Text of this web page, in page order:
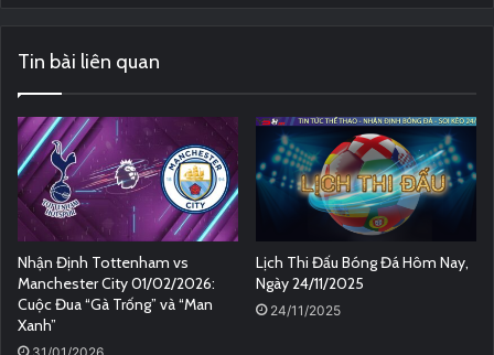
Tin bài liên quan
Nhận Định Tottenham vs
Manchester City 01/02/2026:
Cuộc Đua “Gà Trống” và “Man
Xanh”
Lịch Thi Đấu Bóng Đá Hôm Nay,
Ngày 24/11/2025
24/11/2025